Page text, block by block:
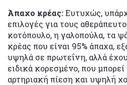
Άπαχο κρέας:Ευτυχώς,
επιλογές για τους
κοτόπουλο, η γαλοπούλα, τα
κρέας που είναι 95% άπαχα,
υψηλά σε πρωτεΐνη, αλλά
ειδικά κορεσμένο, που
αρτηριακή πίεση και υψηλή